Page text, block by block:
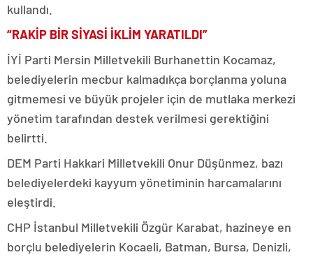
kullandı.
“RAKİP BİR SİYASİ İKLİM YARATILDI”
İYİ Parti Mersin Milletvekili Burhanettin Kocamaz,
belediyelerin mecbur kalmadıkça borçlanma yoluna
gitmemesi ve büyük projeler için de mutlaka merkezi
yönetim tarafından destek verilmesi gerektiğini
belirtti.
DEM Parti Hakkari Milletvekili Onur Düşünmez, bazı
belediyelerdeki kayyum yönetiminin harcamalarını
eleştirdi.
CHP İstanbul Milletvekili Özgür Karabat, hazineye en
borçlu belediyelerin Kocaeli, Batman, Bursa, Denizli,